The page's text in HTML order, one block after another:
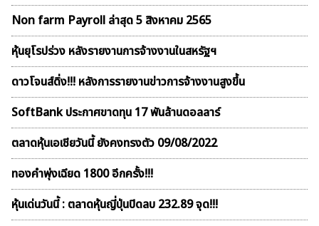
Non farm Payroll ล่าสุด 5 สิงหาคม 2565
หุ้นยุโรปร่วง หลังรายงานการจ้างงานในสหรัฐฯ
ดาวโจนส์ดิ่ง!!! หลังการรายงานข่าวการจ้างงานสูงขึ้น
SoftBank ประกาศขาดทุน 17 พันล้านดอลลาร์
ตลาดหุ้นเอเชียวันนี้ ยังคงทรงตัว 09/08/2022
ทองคำพุ่งเฉียด 1800 อีกครั้ง!!!
หุ้นเด่นวันนี้ : ตลาดหุ้นญี่ปุ่นปิดลบ 232.89 จุด!!!